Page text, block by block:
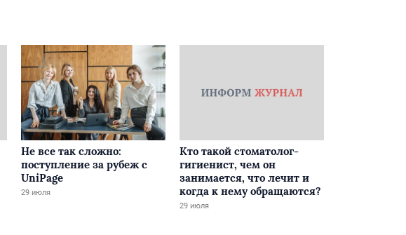
Не все так сложно:
поступление за рубеж с
UniPage
29 июля
Кто такой стоматолог-
гигиенист, чем он
занимается, что лечит и
когда к нему обращаются?
29 июля